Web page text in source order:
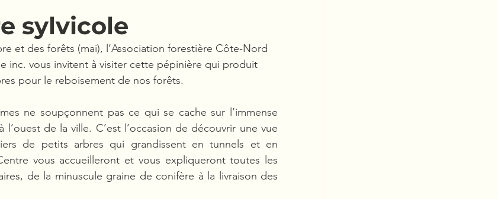
sylvicole
et des forêts (mai), l’Association forestière Côte-Nord
inc. vous invitent à visiter cette pépinière qui produit
pour le reboisement de nos forêts.
ne soupçonnent pas ce qui se cache sur l’immense
de la ville. C’est l’occasion de découvrir une vue
de petits arbres qui grandissent en tunnels et en
vous accueilleront et vous expliqueront toutes les
de la minuscule graine de conifère à la livraison des